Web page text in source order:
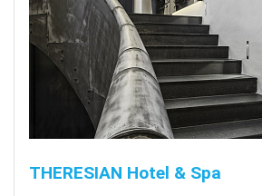
THERESIAN Hotel & Spa